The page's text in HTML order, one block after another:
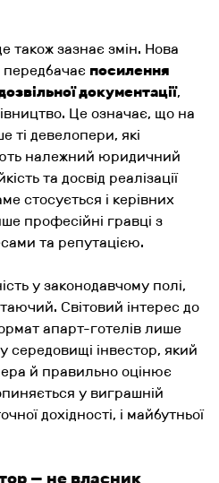
також зазнає змін. Нова
передбачає посилення
документації,
Це означає, що на
ті девелопери, які
належний юридичний
та досвід реалізації
стосується і керівних
професійні гравці з
та репутацією.
у законодавчому полі,
Світовий інтерес до
апарт-готелів лише
середовищі інвестор, який
й правильно оцінює
у виграшній
дохідності, і майбутньої
— не власник